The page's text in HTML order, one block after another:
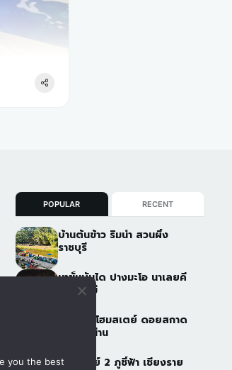
POPULAR RECENT
บ้านต้นข้าว ริมน้ำ สวนผึ้ง
ราชบุรี
นาขั้นบันได ปางมะโอ นาเลยคี
เชียงใหม่
จาวดอยโฮมสเตย์ ดอยสกาด
อ.ปัว จ.น่าน
ภูฟ้าอารีย์ 2 ภูชี้ฟ้า เชียงราย
you the best